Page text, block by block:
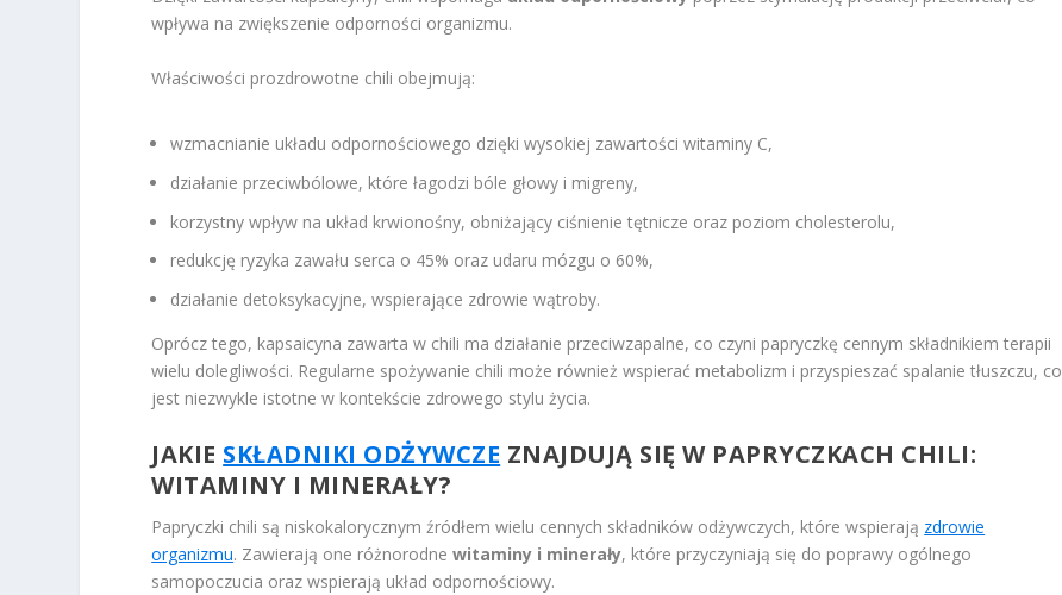
wpływa na zwiększenie odporności organizmu.
Właściwości prozdrowotne chili obejmują:
wzmacnianie układu odpornościowego dzięki wysokiej zawartości witaminy C,
działanie przeciwbólowe, które łagodzi bóle głowy i migreny,
korzystny wpływ na układ krwionośny, obniżający ciśnienie tętnicze oraz poziom cholesterolu,
redukcję ryzyka zawału serca o 45% oraz udaru mózgu o 60%,
działanie detoksykacyjne, wspierające zdrowie wątroby.
Oprócz tego, kapsaicyna zawarta w chili ma działanie przeciwzapalne, co czyni papryczkę cennym składnikiem terapii
wielu dolegliwości. Regularne spożywanie chili może również wspierać metabolizm i przyspieszać spalanie tłuszczu, co
jest niezwykle istotne w kontekście zdrowego stylu życia.
JAKIE SKŁADNIKI ODŻYWCZE ZNAJDUJĄ SIĘ W PAPRYCZKACH CHILI:
WITAMINY I MINERAŁY?
Papryczki chili są niskokalorycznym źródłem wielu cennych składników odżywczych, które wspierają zdrowie
organizmu. Zawierają one różnorodnewitaminy i minerały, które przyczyniają się do poprawy ogólnego
samopoczucia oraz wspierają układ odpornościowy.